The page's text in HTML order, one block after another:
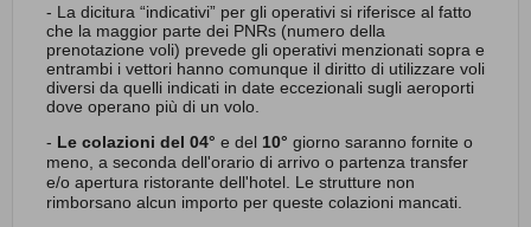
- La dicitura “indicativi” per gli operativi si riferisce al fatto
che la maggior parte dei PNRs (numero della
prenotazione voli) prevede gli operativi menzionati sopra e
entrambi i vettori hanno comunque il diritto di utilizzare voli
diversi da quelli indicati in date eccezionali sugli aeroporti
dove operano più di un volo.
- Le colazioni del 04° e del 10° giorno saranno fornite o
meno, a seconda dell'orario di arrivo o partenza transfer
e/o apertura ristorante dell'hotel. Le strutture non
rimborsano alcun importo per queste colazioni mancati.